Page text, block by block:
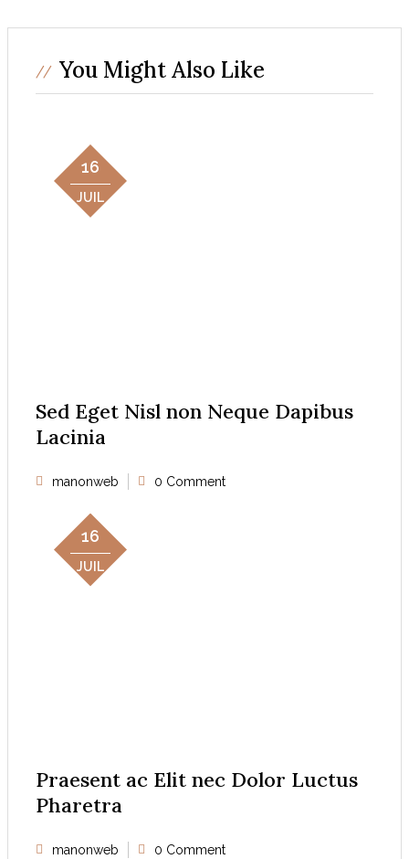
You Might Also Like
16
JUIL
Sed Eget Nisl non Neque Dapibus
Lacinia
manonweb 0 Comment
16
JUIL
Praesent ac Elit nec Dolor Luctus
Pharetra
manonweb 0 Comment